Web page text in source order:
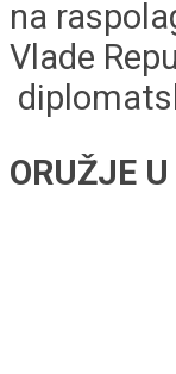
na
Vlade
ORUŽJE